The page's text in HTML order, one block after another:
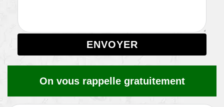
On vous rappelle gratuitement